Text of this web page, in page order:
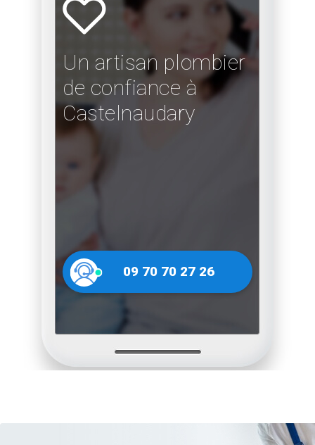
Un artisan plombier
de confiance à
Castelnaudary
09 70 70 27 26